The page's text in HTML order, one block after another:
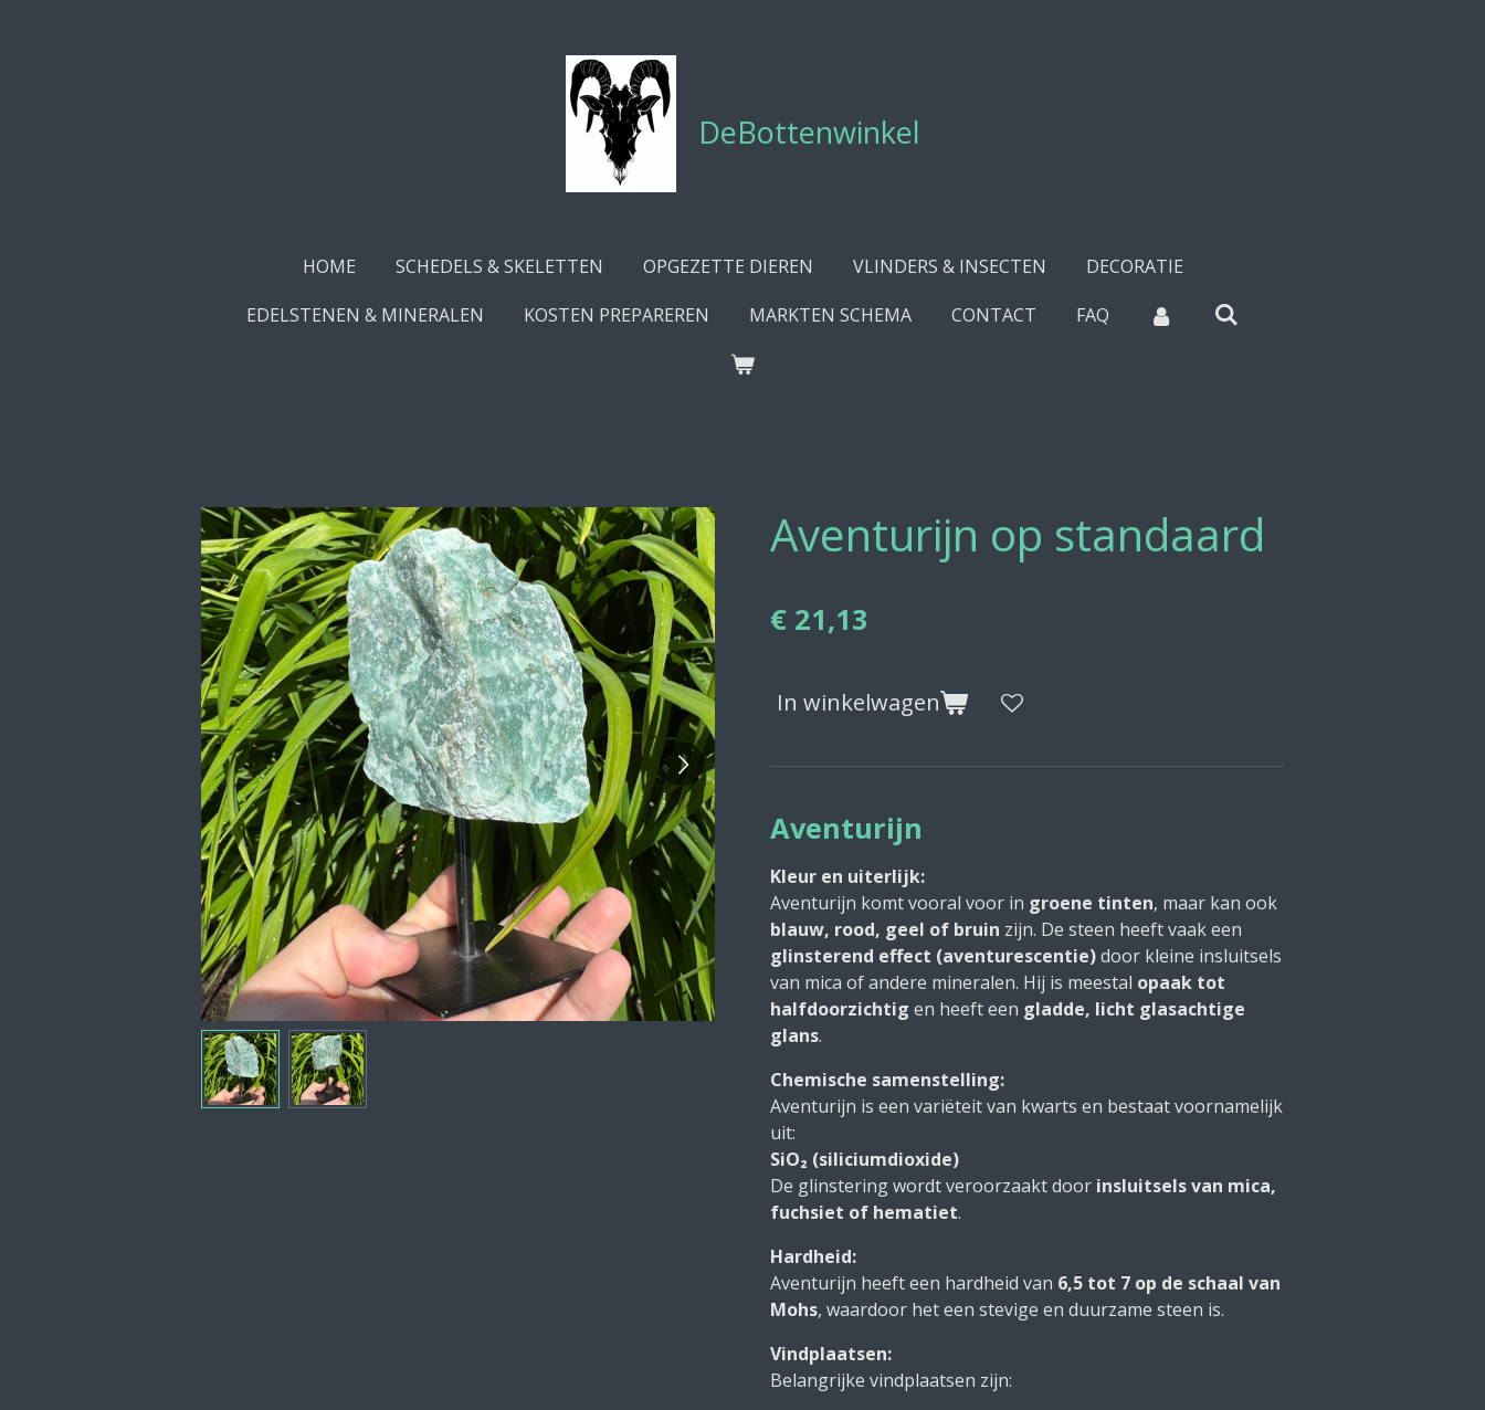
DeBottenwinkel
HOME SCHEDELS & SKELETTEN OPGEZETTE DIEREN VLINDERS & INSECTEN
DECORATIE
EDELSTENEN & MINERALEN
KOSTEN PREPAREREN MARKTEN SCHEMA CONTACT FAQ
Aventurijn op standaard
€ 21,13
In winkelwagen
Aventurijn
Kleur en uiterlijk:
Aventurijn komt vooral voor in groene tinten, maar kan ook
blauw, rood, geel of bruin zijn. De steen heeft vaak een
glinsterend effect (aventurescentie)door kleine insluitsels
van mica of andere mineralen. Hij is meestal opaak tot
halfdoorzichtig en heeft een gladde, licht glasachtige
glans.
Chemische samenstelling:
Aventurijn is een variëteit van kwarts en bestaat voornamelijk
uit:
SiO₂ (siliciumdioxide)
De glinstering wordt veroorzaakt door insluitsels van mica,
fuchsiet of hematiet.
Hardheid:
Aventurijn heeft een hardheid van 6,5 tot 7 op de schaal van
Mohs, waardoor het een stevige en duurzame steen is.
Vindplaatsen:
Belangrijke vindplaatsen zijn: